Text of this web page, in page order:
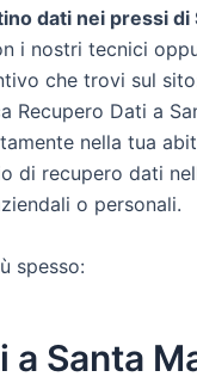
dati nei pressi di
i nostri tecnici
che trovi sul
Recupero Dati a
nella tua
di recupero dati
o personali.
spesso:
Santa